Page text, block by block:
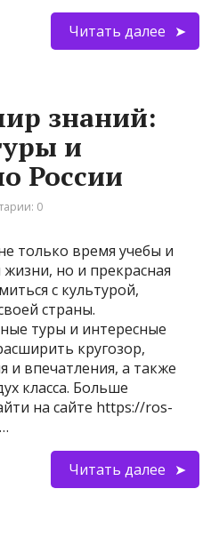
Читать далее
знаний:
и
России
0
только время учебы и
но и прекрасная
с культурой,
страны.
туры и интересные
кругозор,
и впечатления, а также
класса. Больше
на сайте https://ros-
Читать далее